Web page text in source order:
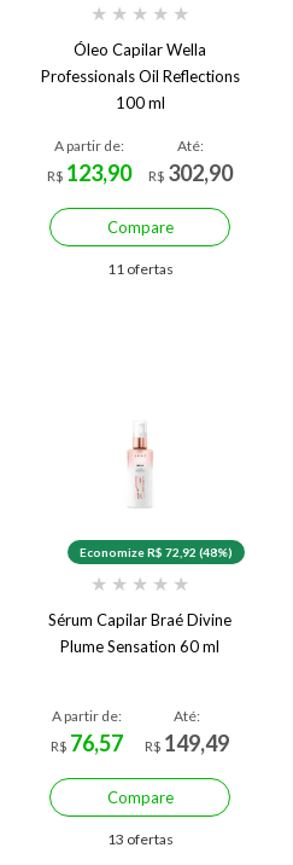
★ ★ ★ ★ ★
Óleo Capilar Wella
Professionals Oil Reflections
100 ml
A partir de:
R$ 123,90
Até:
R$ 302,90
Compare
11 ofertas
Economize R$ 72,92 (48%)
★ ★ ★ ★ ★
Sérum Capilar Braé Divine
Plume Sensation 60 ml
A partir de:
R$ 76,57
Até:
R$ 149,49
Compare
13 ofertas